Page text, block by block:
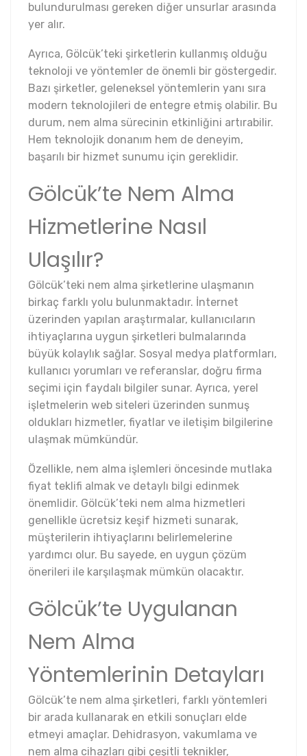
bulundurulması gereken diğer unsurlar arasında
yer alır.
Ayrıca, Gölcük’teki şirketlerin kullanmış olduğu
teknoloji ve yöntemler de önemli bir göstergedir.
Bazı şirketler, geleneksel yöntemlerin yanı sıra
modern teknolojileri de entegre etmiş olabilir. Bu
durum, nem alma sürecinin etkinliğini artırabilir.
Hem teknolojik donanım hem de deneyim,
başarılı bir hizmet sunumu için gereklidir.
Gölcük’te Nem Alma
Hizmetlerine Nasıl
Ulaşılır?
Gölcük’teki nem alma şirketlerine ulaşmanın
birkaç farklı yolu bulunmaktadır. İnternet
üzerinden yapılan araştırmalar, kullanıcıların
ihtiyaçlarına uygun şirketleri bulmalarında
büyük kolaylık sağlar. Sosyal medya platformları,
kullanıcı yorumları ve referanslar, doğru firma
seçimi için faydalı bilgiler sunar. Ayrıca, yerel
işletmelerin web siteleri üzerinden sunmuş
oldukları hizmetler, fiyatlar ve iletişim bilgilerine
ulaşmak mümkündür.
Özellikle, nem alma işlemleri öncesinde mutlaka
fiyat teklifi almak ve detaylı bilgi edinmek
önemlidir. Gölcük’teki nem alma hizmetleri
genellikle ücretsiz keşif hizmeti sunarak,
müşterilerin ihtiyaçlarını belirlemelerine
yardımcı olur. Bu sayede, en uygun çözüm
önerileri ile karşılaşmak mümkün olacaktır.
Gölcük’te Uygulanan
Nem Alma
Yöntemlerinin Detayları
Gölcük’te nem alma şirketleri, farklı yöntemleri
bir arada kullanarak en etkili sonuçları elde
etmeyi amaçlar. Dehidrasyon, vakumlama ve
nem alma cihazları gibi çeşitli teknikler,